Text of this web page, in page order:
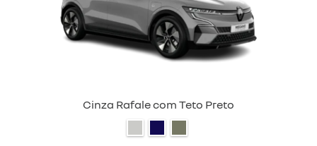
Cinza Rafale com Teto Preto